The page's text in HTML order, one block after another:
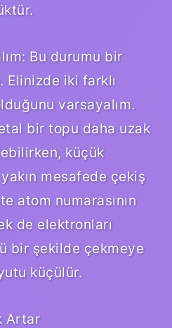
Bu durumu bir
Elinizde iki farklı
varsayalım.
bir topu daha uzak
küçük
mesafede çekiş
atom numarasının
de elektronları
bir şekilde çekmeye
küçülür.
Artar